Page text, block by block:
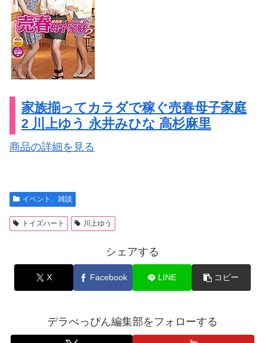
家族揃ってカラダで稼ぐ売春母子家庭
2 川上ゆう 永井みひな 高杉麻里
商品の詳細を見る
イベント、雑談
トイズハート 川上ゆう
シェアする
X Facebook LINE コピー
デラべっぴん編集部をフォローする